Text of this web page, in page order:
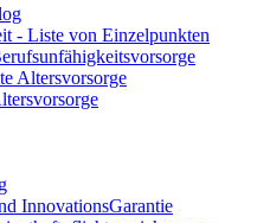
- Liste von Einzelpunkten
Altersvorsorge
InnovationsGarantie